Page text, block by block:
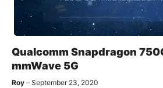
Qualcomm Snapdragon
mmWave 5G
Roy September 23, 2020